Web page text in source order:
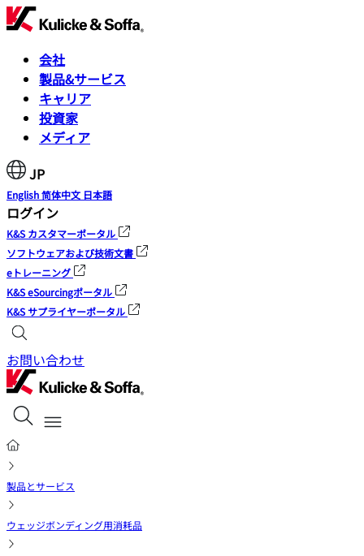
会社
製品&サービス
キャリア
投資家
メディア
JP
English简体中文 日本語
ログイン
K&S カスタマーポータル
ソフトウェアおよび技術文書
eトレーニング
K&S eSourcingポータル
K&S サプライヤーポータル
お問い合わせ
製品とサービス
ウェッジボンディング用消耗品